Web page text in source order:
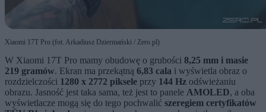
Xiaomi 17T Pro (fot. Arkadiusz Dziermański / Zero.pl)
W Xiaomi 17T Pro mamy obudowę o grubości 8,25 mm i masie
219 gramów. Ekran ma przekątną 6,83 cala i wyświetla obraz o
rozdzielczości 1280 x 2772 piksele przy 144 Hz odświeżaniu
obrazu. Jasność jest taka sama, też jest to panele AMOLED, a oba
wyświetlacze mogą się do tego pochwalić szeregiem certyfikatów